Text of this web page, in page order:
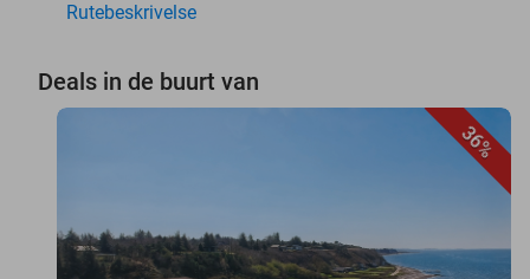
Rutebeskrivelse
Deals in de buurt van
36%